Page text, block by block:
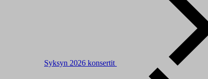
Syksyn 2026 konsertit